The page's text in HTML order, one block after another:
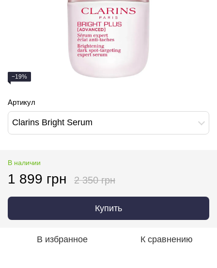
−19%
Артикул
Clarins Bright Serum
В наличии
1 899 грн 2 350 грн
Купить
В избранное К сравнению